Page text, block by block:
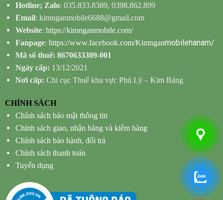
Hotline; Zalo: 035.833.8389, 0398.862.899
Email: kimnganmobile6688@gmail.com
Website: https://kimnganmobile.com/
Fanpage: https://www.facebook.com/Kimnganmobilehanam/
Mã số thuế: 8670633309-001
Ngày cấp: 13/12/2021
Nơi cấp: Chi cục Thuế khu vực Phủ Lý – Kim Bảng
CHÍNH SÁCH
Chính sách bảo mật thông tin
Chính sách giao, nhận hàng và kiểm hàng
Chính sách bảo hành, đổi trả
Chính sách thanh toán
Tuyển dụng